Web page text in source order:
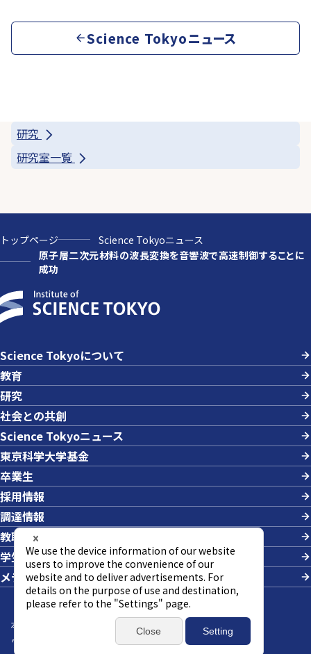
Science Tokyoニュース
研究
研究室一覧
トップページ
Science Tokyoニュース
原子層二次元材料の波長変換を音響波で高速制御することに
成功
Science Tokyoについて
教育
研究
社会との共創
Science Tokyoニュース
東京科学大学基金
卒業生
採用情報
調達情報
教職員への業務依頼
学生の採用
メディアの方
本サイトについて
個人情報の取り扱い
ウェブアクセシビリティ方針